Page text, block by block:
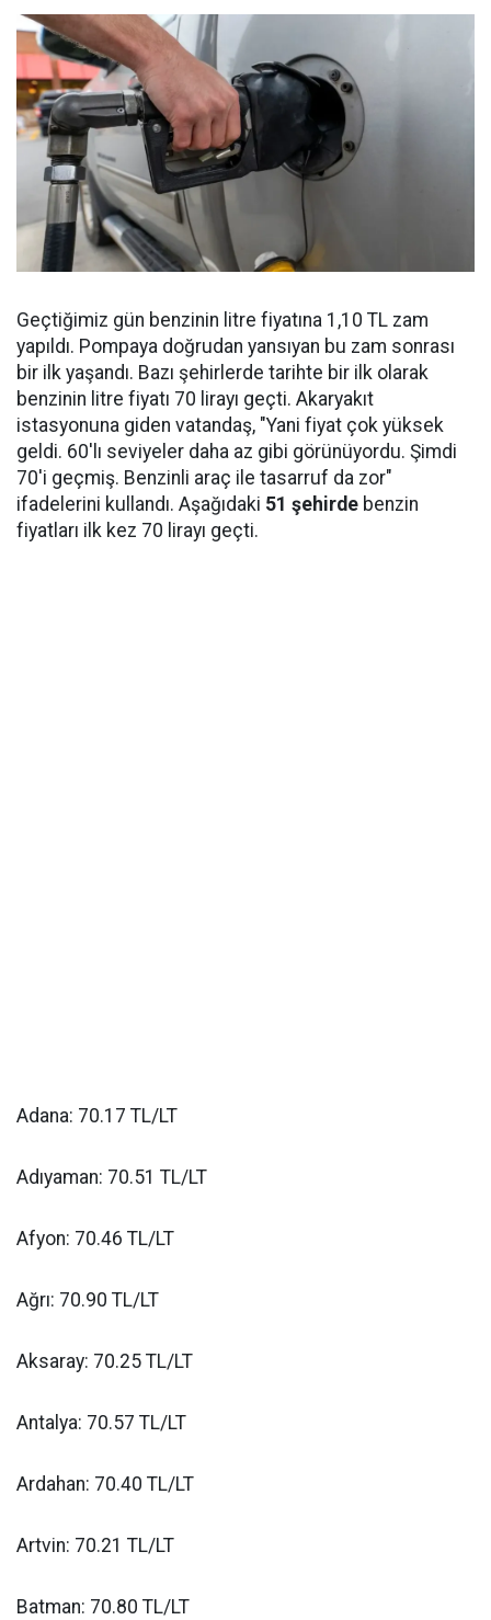
Geçtiğimiz gün benzinin litre fiyatına 1,10 TL zam
yapıldı. Pompaya doğrudan yansıyan bu zam sonrası
bir ilk yaşandı. Bazı şehirlerde tarihte bir ilk olarak
benzinin litre fiyatı 70 lirayı geçti. Akaryakıt
istasyonuna giden vatandaş, "Yani fiyat çok yüksek
geldi. 60'lı seviyeler daha az gibi görünüyordu. Şimdi
70'i geçmiş. Benzinli araç ile tasarruf da zor"
ifadelerini kullandı. Aşağıdaki 51 şehirde benzin
fiyatları ilk kez 70 lirayı geçti.
Adana: 70.17 TL/LT
Adıyaman: 70.51 TL/LT
Afyon: 70.46 TL/LT
Ağrı: 70.90 TL/LT
Aksaray: 70.25 TL/LT
Antalya: 70.57 TL/LT
Ardahan: 70.40 TL/LT
Artvin: 70.21 TL/LT
Batman: 70.80 TL/LT